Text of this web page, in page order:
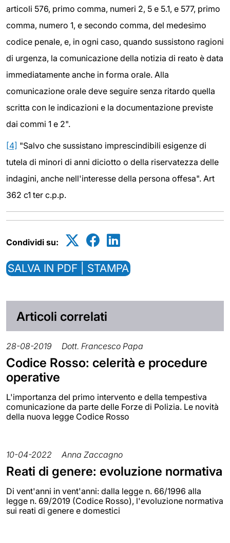
articoli 576, primo comma, numeri 2, 5 e 5.1, e 577, primo
comma, numero 1, e secondo comma, del medesimo
codice penale, e, in ogni caso, quando sussistono ragioni
di urgenza, la comunicazione della notizia di reato è data
immediatamente anche in forma orale. Alla
comunicazione orale deve seguire senza ritardo quella
scritta con le indicazioni e la documentazione previste
dai commi 1 e 2".
[4] "Salvo che sussistano imprescindibili esigenze di
tutela di minori di anni diciotto o della riservatezza delle
indagini, anche nell'interesse della persona offesa". Art
362 c1 ter c.p.p.
Condividi su:
SALVA IN PDF | STAMPA
Articoli correlati
28-08-2019 Dott. Francesco Papa
Codice Rosso: celerità e procedure
operative
L'importanza del primo intervento e della tempestiva
comunicazione da parte delle Forze di Polizia. Le novità
della nuova legge Codice Rosso
10-04-2022 Anna Zaccagno
Reati di genere: evoluzione normativa
Di vent'anni in vent'anni: dalla legge n. 66/1996 alla
legge n. 69/2019 (Codice Rosso), l'evoluzione normativa
sui reati di genere e domestici